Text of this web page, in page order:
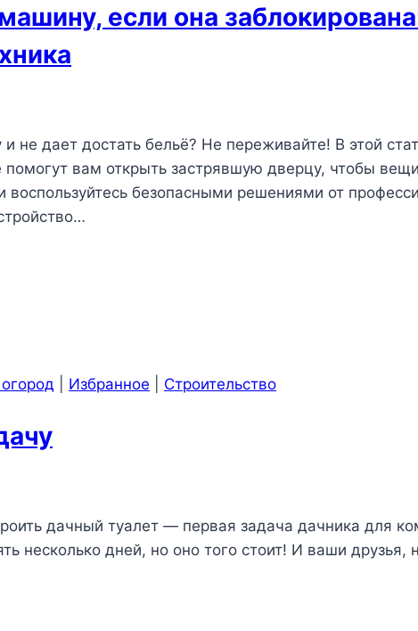
если она
не дает достать бельё? Не переживайте! В этой
вам открыть застрявшую дверцу, чтобы
воспользуйтесь безопасными решениями от
Избранное Строительство
дачный туалет — первая задача дачника для
несколько дней, но оно того стоит! И ваши